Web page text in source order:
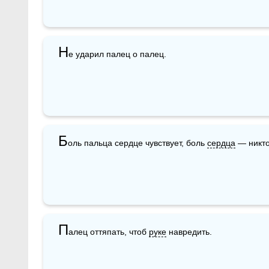
Не ударил палец о палец.
Боль пальца сердце чувствует, боль сердца —
Палец оттяпать, чтоб руке навредить.